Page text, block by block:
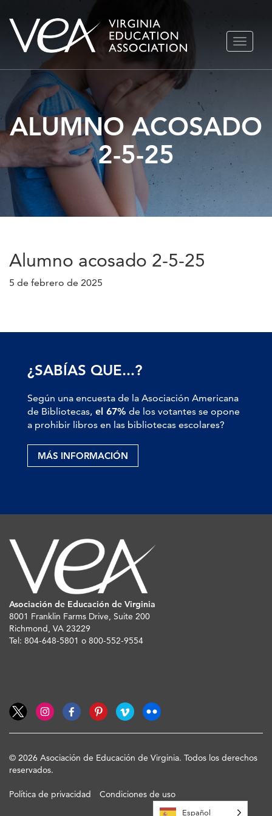
Ir
contenido
ALUMNO ACOSADO
2-5-25
Alumno acosado 2-5-25
5 de febrero de 2025
¿SABÍAS QUE...?
Según una encuesta de la Asociación Americana
de Bibliotecas, el 67% de los votantes se opone
a prohibir libros en las bibliotecas escolares?
MÁS INFORMACIÓN
Asociación de Educación de Virginia
8001 Franklin Farms Drive, Suite 200
Richmond, VA 23229
Tel: 804-648-5801 o 800-552-9554
© 2026 Asociación de Educación de Virginia. Todos los derechos
reservados.
Política de privacidad Condiciones de uso
Español